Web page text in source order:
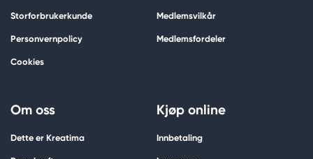
Storforbrukerkunde
Personvernpolicy
Cookies
Medlemsvilkår
Medlemsfordeler
Om oss
Dette er Kreatima
Kjøp online
Innbetaling